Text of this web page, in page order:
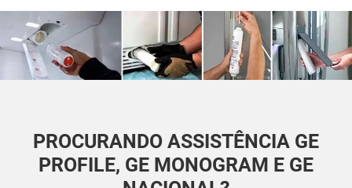
PROCURANDO ASSISTÊNCIA GE
PROFILE, GE MONOGRAM E GE